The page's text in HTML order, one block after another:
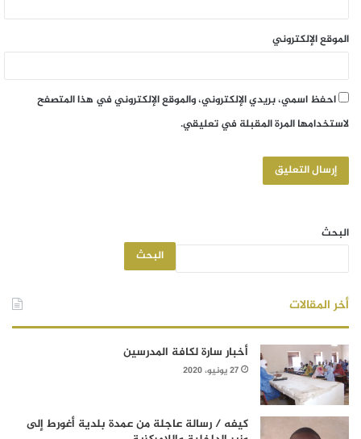
الموقع الإلكتروني
احفظ اسمي، بريدي الإلكتروني، والموقع الإلكتروني في هذا المتصفح
لاستخدامها المرة المقبلة في تعليقي.
البحث
البحث
أخر المقالات
أخبار سارة لكافة المدرسين
27 يونيو، 2020
كيفه / رسالة عاجلة من عمدة بلدية أغورط إلى